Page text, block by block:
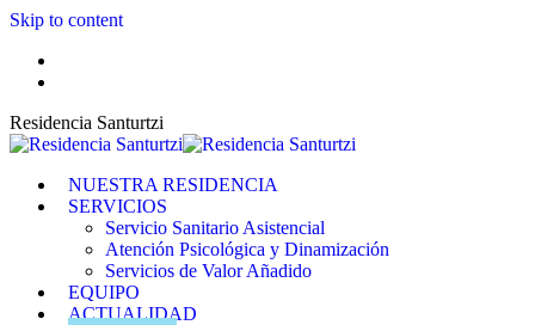
Skip to content
Residencia Santurtzi
NUESTRA RESIDENCIA
SERVICIOS
Servicio Sanitario Asistencial
Atención Psicológica y Dinamización
Servicios de Valor Añadido
EQUIPO
ACTUALIDAD